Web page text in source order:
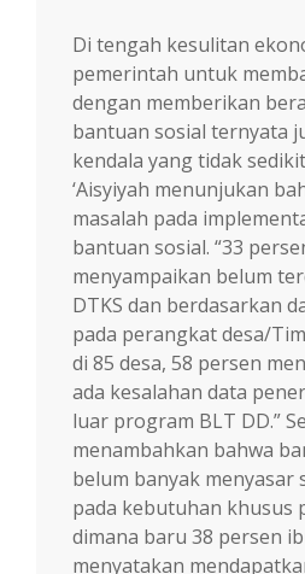
Di tengah kesulitan
pemerintah untuk
dengan memberikan
bantuan sosial ternyata
kendala yang tidak
‘Aisyiyah menunjukan
masalah pada
bantuan sosial. “33
menyampaikan belum
DTKS dan berdasarkan
pada perangkat desa/
di 85 desa, 58 persen
ada kesalahan data
luar program BLT DD.”
menambahkan bahwa
belum banyak menyasar
pada kebutuhan khusus
dimana baru 38 persen
menyatakan